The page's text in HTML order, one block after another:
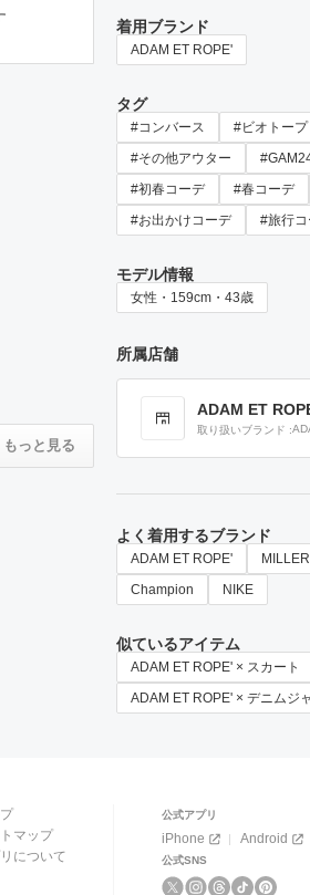
着用ブランド
ADAM ET ROPE'
タグ
#コンバース #ビオトープ
#その他アウター
#初春コーデ
#春コーデ
#お出かけコーデ
#旅行
モデル情報
女性・159cm・43歳
所属店舗
ADAM ET
取り扱いブランド
よく着用するブランド
ADAM ET ROPE' MILLER
Champion
NIKE
似ているアイテム
ADAM ET ROPE' × スカート
ADAM ET ROPE' × デニムジ
もっと見る
マップ
について
公式アプリ
iPhone Android
公式SNS